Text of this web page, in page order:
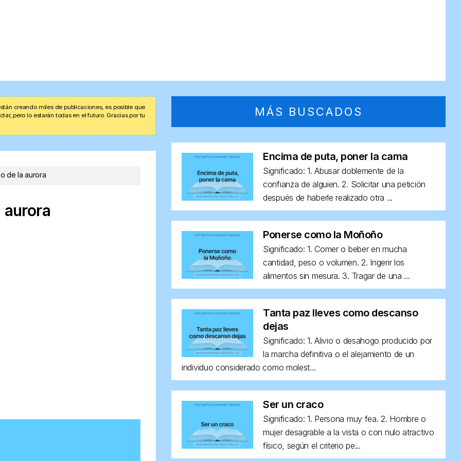
creando miles de publicaciones, es posible que
pero lo estarán todas en el futuro. Gracias por tu
de la aurora
aurora
MÁS BUSCADOS
Encima de puta, poner la cama
Significado: 1. Abusar doblemente de la
confianza de alguien. 2. Solicitar una petición
después de haberle realizado otra ...
Ponerse como la Moñoño
Significado: 1. Comer o beber en mucha
cantidad, peso o volumen. 2. Ingerir los
alimentos sin mesura. 3. Tragar de una ...
Tanta paz lleves como descanso
dejas
Significado: 1. Alivio o desahogo producido por
la marcha definitiva o el alejamiento de un
individuo considerado como molest...
Ser un craco
Significado: 1. Persona muy fea. 2. Hombre o
mujer desagrable a la vista o con nulo atractivo
físico, según el criterio pe...